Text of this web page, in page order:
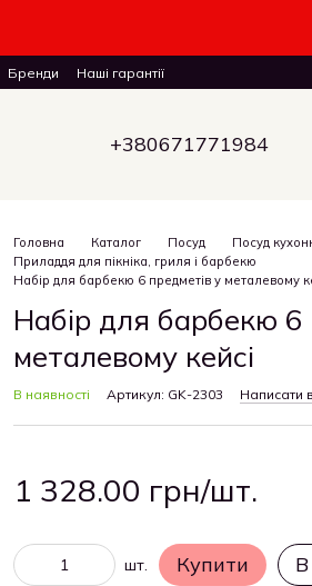
Бренди
Наші гарантії
+380671771984
Головна Каталог Посуд
Посуд
Приладдя для пікніка, гриля і барбекю
Набір для барбекю 6 предметів у металевому
Набір для барбекю 6
металевому кейсі
В наявності Артикул: GK-2303 Написати
1 328.00 грн/шт.
шт. Купити